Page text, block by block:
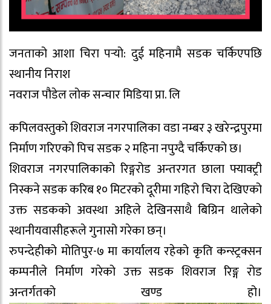
जनताको आशा चिरा पर्‍यो: दुई महिनामै सडक चर्किएपछि
स्थानीय निराश
नवराज पौडेल लोक सन्चार मिडिया प्रा. लि
कपिलवस्तुको शिवराज नगरपालिका वडा नम्बर ३ खरेन्द्रपुरमा
निर्माण गरिएको पिच सडक २ महिना नपुग्दै चर्किएको छ।
शिवराज नगरपालिकाको रिङ्गरोड अन्तरगत छाला फ्याक्ट्री
निस्कने सडक करिब १० मिटरको दूरीमा गहिरो चिरा देखिएको
उक्त सडकको अवस्था अहिले देखिनसाथै बिग्रिन थालेको
स्थानीयवासीहरूले गुनासो गरेका छन्।
रुपन्देहीको मोतिपुर-७ मा कार्यालय रहेको कृति कन्स्ट्रक्सन
कम्पनीले निर्माण गरेको उक्त सडक शिवराज रिङ्ग रोड
अन्तर्गतको खण्ड हो।